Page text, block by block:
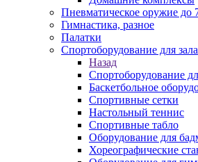
Пневматическое оружие до
Гимнастика, разное
Палатки
Спортоборудование для зала
Назад
Спортоборудование
Баскетбольное
Спортивные сетки
Настольный теннис
Спортивные табло
Оборудование для
Хореографические